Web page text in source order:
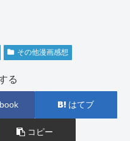
その他漫画感想
る
はてブ
コピー